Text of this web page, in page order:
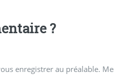
?
enregistrer au préalable.